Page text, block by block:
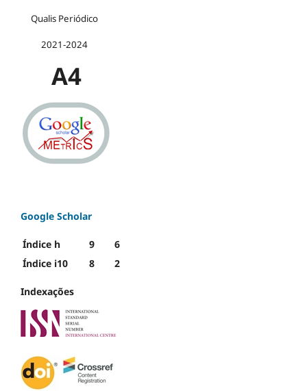
Qualis Periódico
2021-2024
A4
Google Scholar
Índice h 9
6
Índice i10
8 2
Indexações